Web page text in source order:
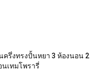
รึ่งทรงปั้นหยา 3 ห้องนอน 2
เทมโพรารี่